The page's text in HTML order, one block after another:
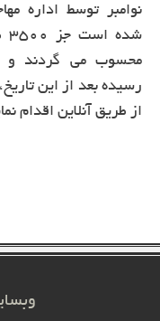
نوامبر توسط اداره
محسوب می گردند و
رسیده بعد از این
از طریق آنلاین اقدام